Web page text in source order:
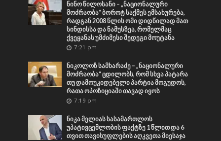
ნინო წილოსანი – „ნაციონალური
მოძრაობა“ ბოროტ საქმეს ემსახურება,
რადგან 2008 წლის ომი დიდწილად მათ
სინდისსა და ნამუსზეა, რომელმაც
ქვეყანას უმძიმესი შედეგი მოუტანა
7:21 pm
ნიკოლოზ სამხარაძე – „ნაციონალური
მოძრაობა“ ცდილობს, რომ სხვა პატარა
თუ დამოუკიდებელი პარტია მოგუდოს,
რათა ოპოზიციაში თავად იყოს
7:19 pm
ნიკა მელიას სასამართლოს
უპატივცემლობის ფაქტზე 1 წლით და 6
თვით თავისუფლების აღკვეთა მიესაჯა